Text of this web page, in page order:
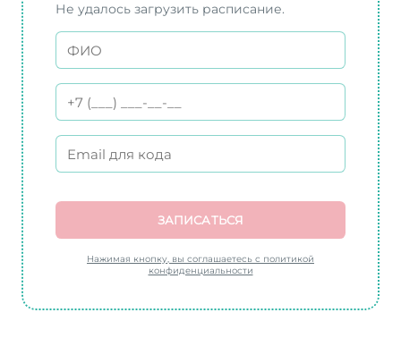
Не удалось загрузить расписание.
ЗАПИСАТЬСЯ
Нажимая кнопку, вы соглашаетесь с политикой
конфиденциальности